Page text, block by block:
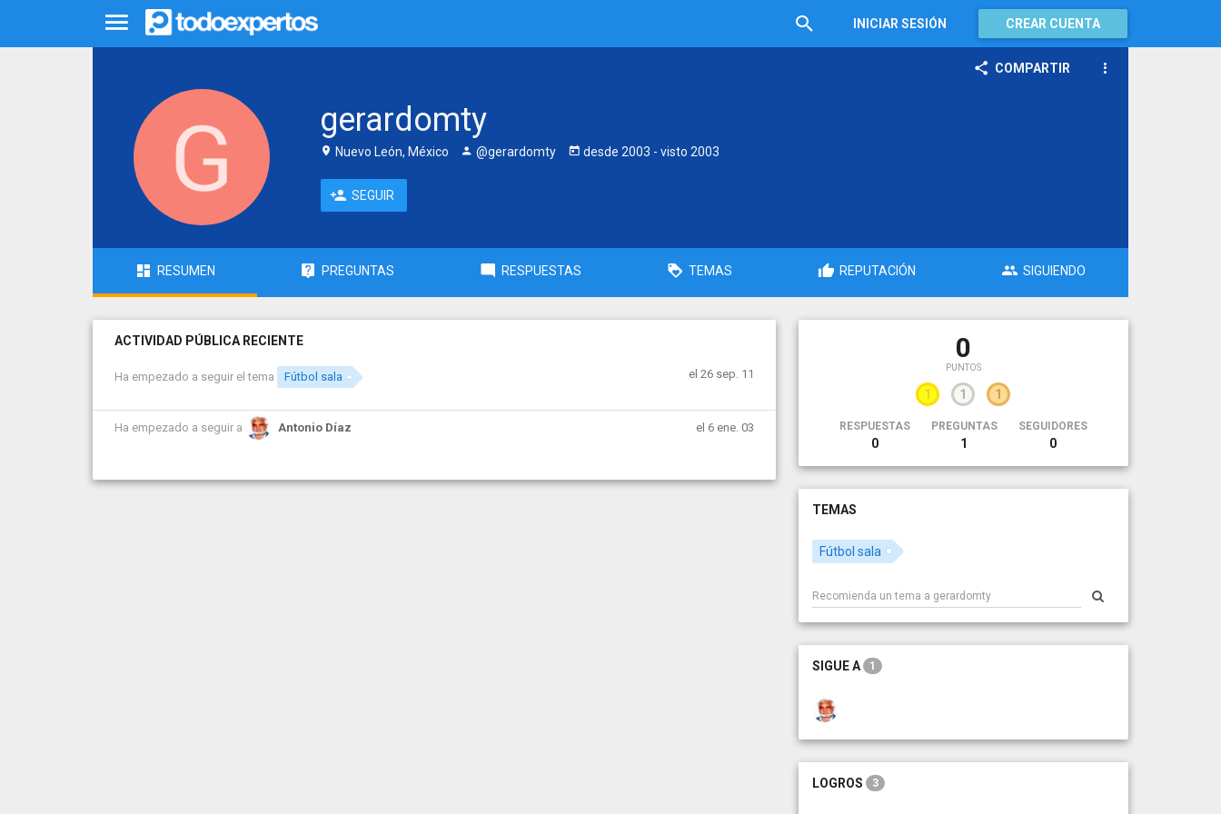
INICIAR SESIÓN CREAR CUENTA
COMPARTIR
gerardomty
Nuevo León, México @gerardomty desde 2003 - visto 2003
SEGUIR
RESUMEN PREGUNTAS RESPUESTAS TEMAS REPUTACIÓN SIGUIENDO
ACTIVIDAD PÚBLICA RECIENTE
Ha empezado a seguir el tema Fútbol sala el 26 sep. 11
Ha empezado a seguir a Antonio Díaz el 6 ene. 03
0
PUNTOS
1 1 1
RESPUESTAS
0
PREGUNTAS
1
SEGUIDORES
0
TEMAS
Fútbol sala
SIGUE A 1
LOGROS 3